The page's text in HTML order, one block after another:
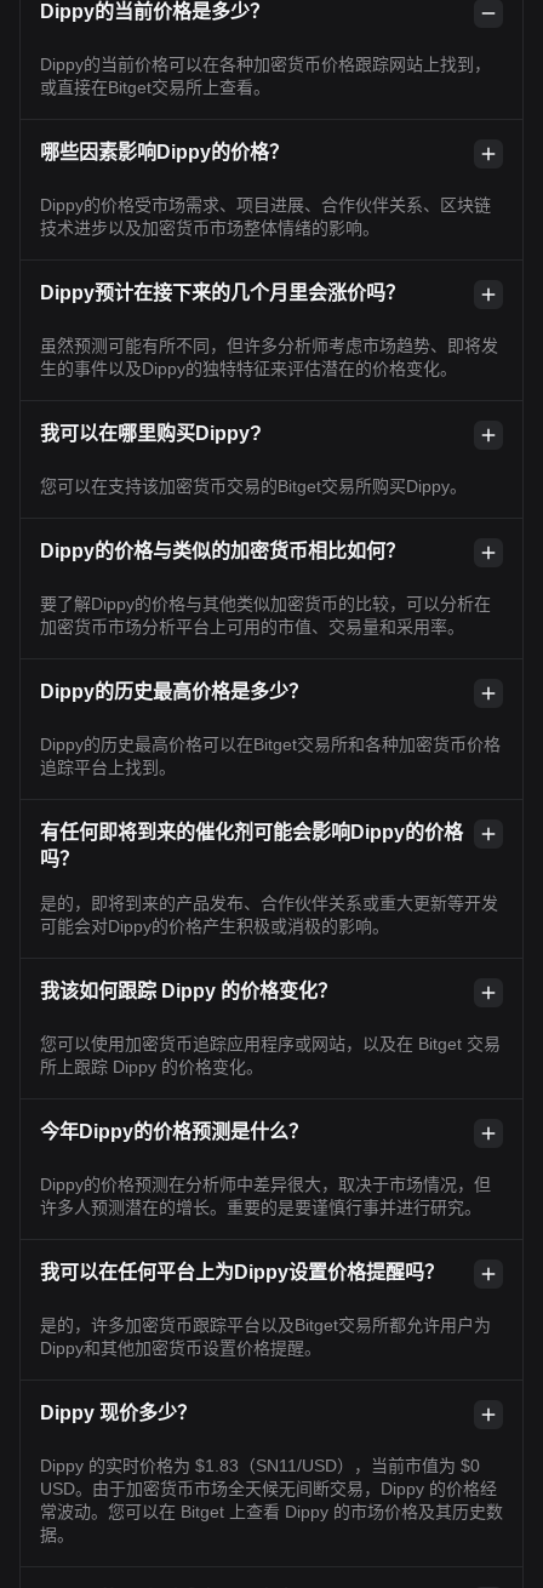
Dippy的当前价格是多少？
Dippy的当前价格可以在各种加密货币价格跟踪网站上找到，
或直接在Bitget交易所上查看。
哪些因素影响Dippy的价格？
Dippy的价格受市场需求、项目进展、合作伙伴关系、区块链
技术进步以及加密货币市场整体情绪的影响。
Dippy预计在接下来的几个月里会涨价吗？
虽然预测可能有所不同，但许多分析师考虑市场趋势、即将发
生的事件以及Dippy的独特特征来评估潜在的价格变化。
我可以在哪里购买Dippy?
您可以在支持该加密货币交易的Bitget交易所购买Dippy。
Dippy的价格与类似的加密货币相比如何？
要了解Dippy的价格与其他类似加密货币的比较，可以分析在
加密货币市场分析平台上可用的市值、交易量和采用率。
Dippy的历史最高价格是多少？
Dippy的历史最高价格可以在Bitget交易所和各种加密货币价格
追踪平台上找到。
有任何即将到来的催化剂可能会影响Dippy的价格
吗？
是的，即将到来的产品发布、合作伙伴关系或重大更新等开发
可能会对Dippy的价格产生积极或消极的影响。
我该如何跟踪 Dippy 的价格变化？
您可以使用加密货币追踪应用程序或网站，以及在 Bitget 交易
所上跟踪 Dippy 的价格变化。
今年Dippy的价格预测是什么？
Dippy的价格预测在分析师中差异很大，取决于市场情况，但
许多人预测潜在的增长。重要的是要谨慎行事并进行研究。
我可以在任何平台上为Dippy设置价格提醒吗？
是的，许多加密货币跟踪平台以及Bitget交易所都允许用户为
Dippy和其他加密货币设置价格提醒。
Dippy 现价多少？
Dippy 的实时价格为 $1.83（SN11/USD），当前市值为 $0
USD。由于加密货币市场全天候无间断交易，Dippy 的价格经
常波动。您可以在 Bitget 上查看 Dippy 的市场价格及其历史数
据。